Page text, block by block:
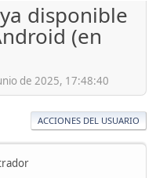
disponible
(en
de 2025, 17:48:40
ACCIONES DEL USUARIO